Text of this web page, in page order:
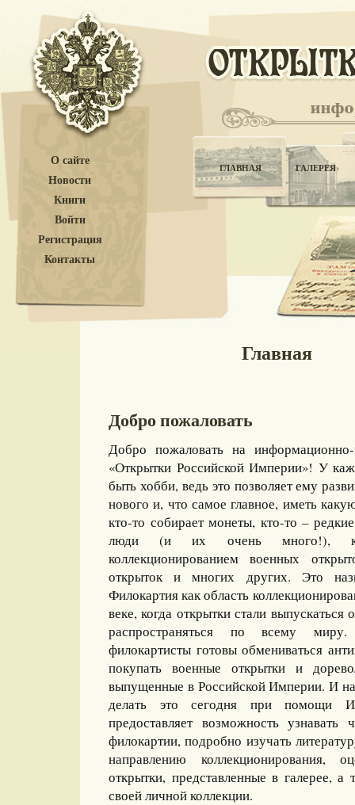
О сайте
Новости
Книги
Войти
Регистрация
Контакты
ГЛАВНАЯ ГАЛЕРЕЯ
Главная
Добро пожаловать
Добро пожаловать на информационно-
«Открытки Российской Империи»! У
быть хобби, ведь это позволяет ему
нового и, что самое главное, иметь
кто-то собирает монеты, кто-то –
люди (и их очень много!),
коллекционированием военных
открыток и многих других. Это
Филокартия как область
веке, когда открытки стали
распространяться по всему
филокартисты готовы обмениваться
покупать военные открытки и
выпущенные в Российской Империи. И
делать это сегодня при помощи
предоставляет возможность
филокартии, подробно изучать
направлению коллекционирования,
открытки, представленные в галерее, а
своей личной коллекции.